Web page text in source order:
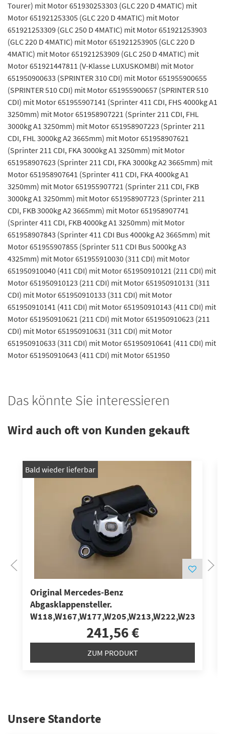
Tourer) mit Motor 651930253303 (GLC 220 D 4MATIC) mit
Motor 651921253305 (GLC 220 D 4MATIC) mit Motor
651921253309 (GLC 250 D 4MATIC) mit Motor 651921253903
(GLC 220 D 4MATIC) mit Motor 651921253905 (GLC 220 D
4MATIC) mit Motor 651921253909 (GLC 250 D 4MATIC) mit
Motor 651921447811 (V-Klasse LUXUSKOMBI) mit Motor
651950900633 (SPRINTER 310 CDI) mit Motor 651955900655
(SPRINTER 510 CDI) mit Motor 651955900657 (SPRINTER 510
CDI) mit Motor 651955907141 (Sprinter 411 CDI, FHS 4000kg A1
3250mm) mit Motor 651958907221 (Sprinter 211 CDI, FHL
3000kg A1 3250mm) mit Motor 651958907223 (Sprinter 211
CDI, FHL 3000kg A2 3665mm) mit Motor 651958907621
(Sprinter 211 CDI, FKA 3000kg A1 3250mm) mit Motor
651958907623 (Sprinter 211 CDI, FKA 3000kg A2 3665mm) mit
Motor 651958907641 (Sprinter 411 CDI, FKA 4000kg A1
3250mm) mit Motor 651955907721 (Sprinter 211 CDI, FKB
3000kg A1 3250mm) mit Motor 651958907723 (Sprinter 211
CDI, FKB 3000kg A2 3665mm) mit Motor 651958907741
(Sprinter 411 CDI, FKB 4000kg A1 3250mm) mit Motor
651958907843 (Sprinter 411 CDI Bus 4000kg A2 3665mm) mit
Motor 651955907855 (Sprinter 511 CDI Bus 5000kg A3
4325mm) mit Motor 651955910030 (311 CDI) mit Motor
651950910040 (411 CDI) mit Motor 651950910121 (211 CDI) mit
Motor 651950910123 (211 CDI) mit Motor 651950910131 (311
CDI) mit Motor 651950910133 (311 CDI) mit Motor
651950910141 (411 CDI) mit Motor 651950910143 (411 CDI) mit
Motor 651950910621 (211 CDI) mit Motor 651950910623 (211
CDI) mit Motor 651950910631 (311 CDI) mit Motor
651950910633 (311 CDI) mit Motor 651950910641 (411 CDI) mit
Motor 651950910643 (411 CDI) mit Motor 651950
Das könnte Sie interessieren
Wird auch oft von Kunden gekauft
Bald wieder lieferbar
Original Mercedes-Benz
Abgasklappensteller.
241,56 €
ZUM PRODUKT
Unsere Standorte